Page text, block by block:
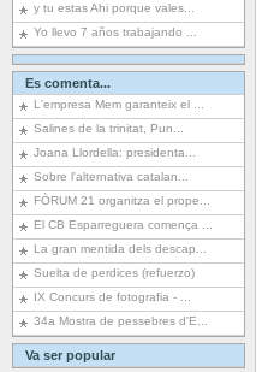
y tu estas Ahi porque vales...
Yo llevo 7 años trabajando ...
Es comenta...
L'empresa Mem garanteix el ...
Salines de la trinitat, Pun...
Joana Llordella: presidenta...
Sobre l'alternativa catalan...
FÒRUM 21 organitza el prope...
El CB Esparreguera comença ...
La gran mentida dels descap...
Suelta de perdices (refuerzo)
IX Concurs de fotografia - ...
34a Mostra de pessebres d'E...
Va ser popular